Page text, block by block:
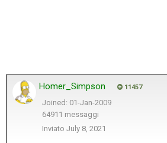
Homer_Simpson 11457
Joined: 01-Jan-2009
64911 messaggi
Inviato July 8, 2021